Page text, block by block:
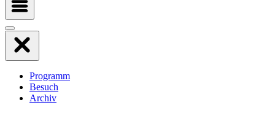
Programm
Besuch
Archiv